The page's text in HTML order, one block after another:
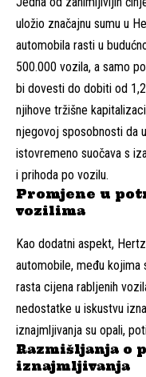
uložio značajnu sumu u
automobila rasti u
500.000 vozila, a samo
bi dovesti do dobiti od
njihove tržišne
njegovoj sposobnosti da
istovremeno suočava s
i prihoda po vozilu.
Promjene u
vozilima
Kao dodatni aspekt,
automobile, među kojima
rasta cijena rabljenih
nedostatke u iskustvu
iznajmljivanja su opali,
Razmišljanja o
iznajmljivanja